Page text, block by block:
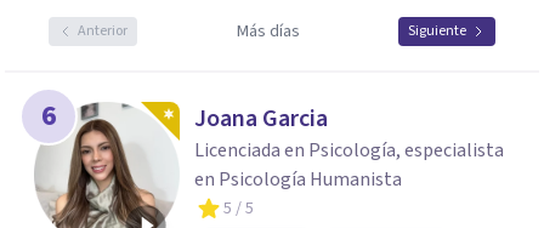
Anterior Más días Siguiente
6 Joana Garcia
Licenciada en Psicología, especialista
en Psicología Humanista
5 / 5